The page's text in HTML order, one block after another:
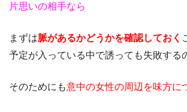
片思いの相手なら
まずは脈があるかどうかを確認しておく
予定が入っている中で誘っても失敗する
そのためにも意中の女性の周辺を味方に